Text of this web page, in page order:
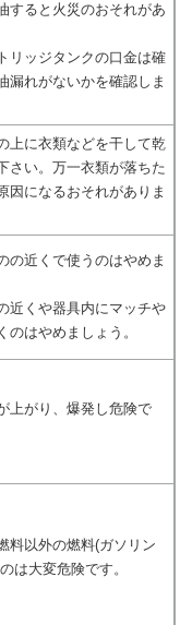
すると火災のおそれがあ
リッジタンクの口金は確
漏れがないかを確認しま
上に衣類などを干して乾
さい。万一衣類が落ちた
因になるおそれがありま
の近くで使うのはやめま
近くや器具内にマッチや
のはやめましょう。
上がり、爆発し危険で
料以外の燃料(ガソリン
は大変危険です。